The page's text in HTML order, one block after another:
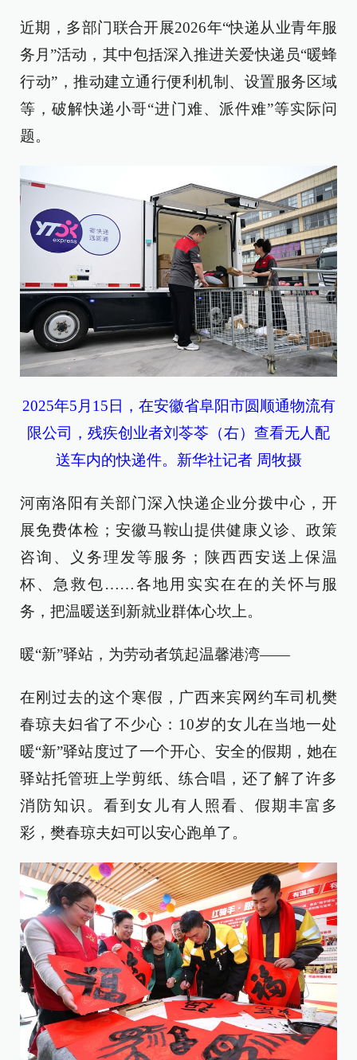
近期，多部门联合开展2026年“快递从业青年服
务月”活动，其中包括深入推进关爱快递员“暖蜂
行动”，推动建立通行便利机制、设置服务区域
等，破解快递小哥“进门难、派件难”等实际问
题。
2025年5月15日，在安徽省阜阳市圆顺通物流有
限公司，残疾创业者刘苓苓（右）查看无人配
送车内的快递件。新华社记者 周牧摄
河南洛阳有关部门深入快递企业分拨中心，开
展免费体检；安徽马鞍山提供健康义诊、政策
咨询、义务理发等服务；陕西西安送上保温
杯、急救包……各地用实实在在的关怀与服
务，把温暖送到新就业群体心坎上。
暖“新”驿站，为劳动者筑起温馨港湾——
在刚过去的这个寒假，广西来宾网约车司机樊
春琼夫妇省了不少心：10岁的女儿在当地一处
暖“新”驿站度过了一个开心、安全的假期，她在
驿站托管班上学剪纸、练合唱，还了解了许多
消防知识。看到女儿有人照看、假期丰富多
彩，樊春琼夫妇可以安心跑单了。